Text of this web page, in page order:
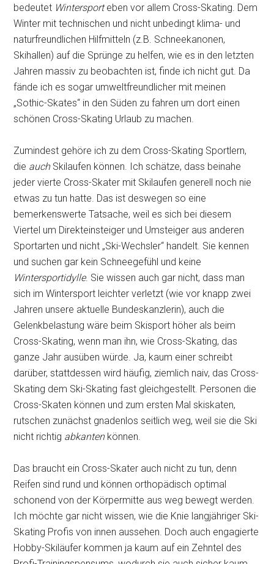
bedeutet Wintersporteben vor allem Cross-Skating. Dem
Winter mit technischen und nicht unbedingt klima- und
naturfreundlichen Hilfmitteln (z.B. Schneekanonen,
Skihallen) auf die Sprünge zu helfen, wie es in den letzten
Jahren massiv zu beobachten ist, finde ich nicht gut. Da
fände ich es sogar umweltfreundlicher mit meinen
„Sothic-Skates“ in den Süden zu fahren um dort einen
schönen Cross-Skating Urlaub zu machen.
Zumindest gehöre ich zu dem Cross-Skating Sportlern,
die auchSkilaufen können. Ich schätze, dass beinahe
jeder vierte Cross-Skater mit Skilaufen generell noch nie
etwas zu tun hatte. Das ist deswegen so eine
bemerkenswerte Tatsache, weil es sich bei diesem
Viertel um Direkteinsteiger und Umsteiger aus anderen
Sportarten und nicht „Ski-Wechsler“ handelt. Sie kennen
und suchen gar kein Schneegefühl und keine
Wintersportidylle. Sie wissen auch gar nicht, dass man
sich im Wintersport leichter verletzt (wie vor knapp zwei
Jahren unsere aktuelle Bundeskanzlerin), auch die
Gelenkbelastung wäre beim Skisport höher als beim
Cross-Skating, wenn man ihn, wie Cross-Skating, das
ganze Jahr ausüben würde. Ja, kaum einer schreibt
darüber, stattdessen wird häufig, ziemlich naiv, das Cross-
Skating dem Ski-Skating fast gleichgestellt. Personen die
Cross-Skaten können und zum ersten Mal skiskaten,
rutschen zunächst gnadenlos seitlich weg, weil sie die Ski
nicht richtig abkantenkönnen.
Das braucht ein Cross-Skater auch nicht zu tun, denn
Reifen sind rund und können orthopädisch optimal
schonend von der Körpermitte aus weg bewegt werden.
Ich möchte gar nicht wissen, wie die Knie langjähriger Ski-
Skating Profis von innen aussehen. Doch auch engagierte
Hobby-Skiläufer kommen ja kaum auf ein Zehntel des